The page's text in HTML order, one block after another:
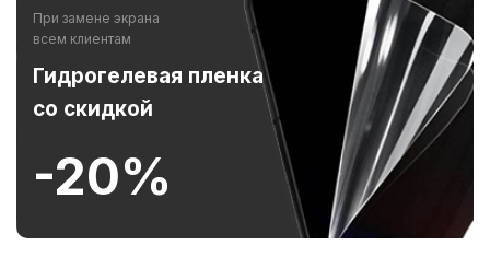
При замене экрана
всем клиентам
Гидрогелевая пленка
со скидкой
-20%